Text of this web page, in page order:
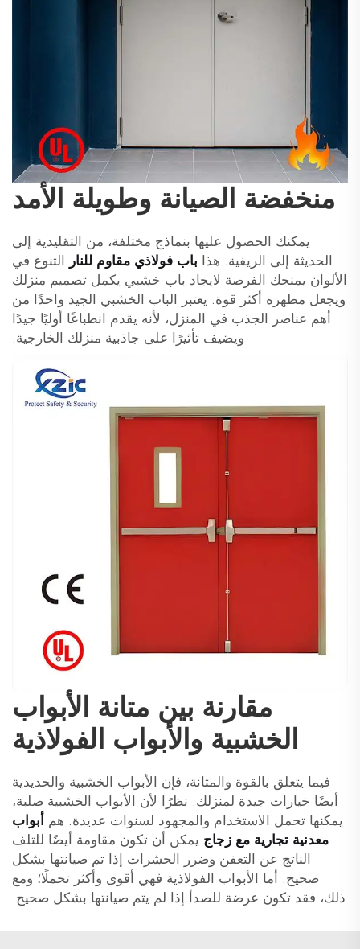
منخفضة الصيانة وطويلة الأمد
يمكنك الحصول عليها بنماذج مختلفة، من التقليدية إلى
الحديثة إلى الريفية. هذا باب فولاذي مقاوم للنار التنوع في
الألوان يمنحك الفرصة لايجاد باب خشبي يكمل تصميم منزلك
ويجعل مظهره أكثر قوة. يعتبر الباب الخشبي الجيد واحدًا من
أهم عناصر الجذب في المنزل، لأنه يقدم انطباعًا أوليًا جيدًا
ويضيف تأثيرًا على جاذبية منزلك الخارجية.
مقارنة بين متانة الأبواب
الخشبية والأبواب الفولاذية
فيما يتعلق بالقوة والمتانة، فإن الأبواب الخشبية والحديدية
أيضًا خيارات جيدة لمنزلك. نظرًا لأن الأبواب الخشبية صلبة،
يمكنها تحمل الاستخدام والمجهود لسنوات عديدة. هم أبواب
معدنية تجارية مع زجاج يمكن أن تكون مقاومة أيضًا للتلف
الناتج عن التعفن وضرر الحشرات إذا تم صيانتها بشكل
صحيح. أما الأبواب الفولاذية فهي أقوى وأكثر تحملًا؛ ومع
ذلك، فقد تكون عرضة للصدأ إذا لم يتم صيانتها بشكل صحيح.